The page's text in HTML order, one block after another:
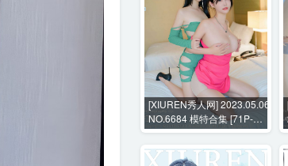
[XIUREN秀人网] 2023.05.06
NO.6684 模特合集 [71P-
713MB]